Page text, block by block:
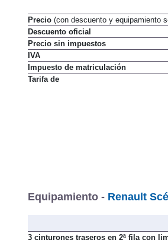
Precio (con descuento y equipamiento
Descuento oficial
Precio sin impuestos
IVA
Impuesto de matriculación
Tarifa de
Equipamiento - Renault
3 cinturones traseros en 2ª fila con